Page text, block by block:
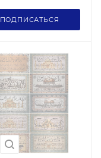
ПОДПИСАТЬСЯ